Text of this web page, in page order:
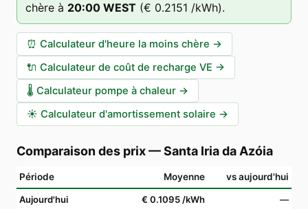
chère à 20:00 WEST (€ 0.2151 /kWh).
⏰ Calculateur d'heure la moins chère →
🔌 Calculateur de coût de recharge VE →
🌡️ Calculateur pompe à chaleur →
☀️ Calculateur d'amortissement solaire →
Comparaison des prix—Santa Iria da Azóia
Période Moyenne vs aujourd'hui
Aujourd'hui € 0.1095 /kWh
—